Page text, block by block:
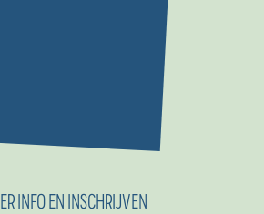
INFO EN INSCHRIJVEN